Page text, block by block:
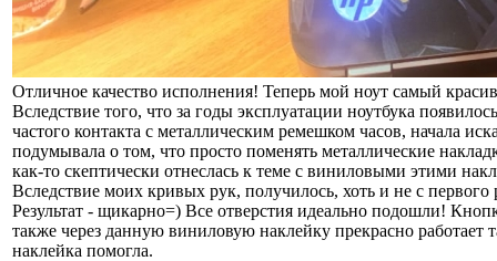
Отличное качество исполнения! Теперь мой ноут самый
Вследствие того, что за годы эксплуатации ноутбука
частого контакта с металлическим ремешком часов, начала
подумывала о том, что просто поменять металлические
как-то скептически отнеслась к теме с виниловыми этими
Вследствие моих кривых рук, получилось, хоть и не с первого
Результат - щикарно=) Все отверстия идеально подошли!
также через данную виниловую наклейку прекрасно работает
наклейка помогла.